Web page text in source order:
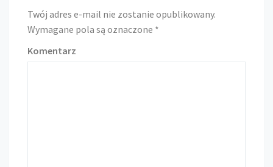
Twój adres e-mail nie zostanie opublikowany.
Wymagane pola są oznaczone *
Komentarz